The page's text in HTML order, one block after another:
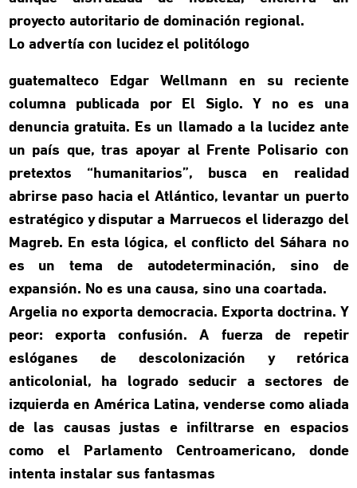
proyecto autoritario de dominación regional.
Lo advertía con lucidez el politólogo
guatemalteco Edgar Wellmann en su reciente
columna publicada por El Siglo. Y no es una
denuncia gratuita. Es un llamado a la lucidez ante
un país que, tras apoyar al Frente Polisario con
pretextos “humanitarios”, busca en realidad
abrirse paso hacia el Atlántico, levantar un puerto
estratégico y disputar a Marruecos el liderazgo del
Magreb. En esta lógica, el conflicto del Sáhara no
es un tema de autodeterminación, sino de
expansión. No es una causa, sino una coartada.
Argelia no exporta democracia. Exporta doctrina. Y
peor: exporta confusión. A fuerza de repetir
eslóganes de descolonización y retórica
anticolonial, ha logrado seducir a sectores de
izquierda en América Latina, venderse como aliada
de las causas justas e infiltrarse en espacios
como el Parlamento Centroamericano, donde
intenta instalar sus fantasmas